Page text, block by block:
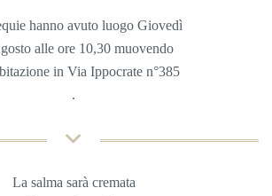
hanno avuto luogo Giovedì
alle ore 10,30 muovendo
in Via Ippocrate n°385
.
La salma sarà cremata